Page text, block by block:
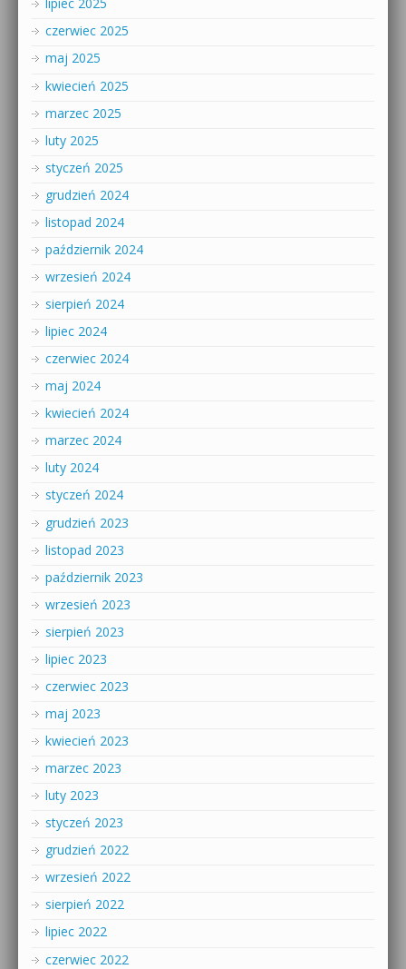
lipiec 2025
czerwiec 2025
maj 2025
kwiecień 2025
marzec 2025
luty 2025
styczeń 2025
grudzień 2024
listopad 2024
październik 2024
wrzesień 2024
sierpień 2024
lipiec 2024
czerwiec 2024
maj 2024
kwiecień 2024
marzec 2024
luty 2024
styczeń 2024
grudzień 2023
listopad 2023
październik 2023
wrzesień 2023
sierpień 2023
lipiec 2023
czerwiec 2023
maj 2023
kwiecień 2023
marzec 2023
luty 2023
styczeń 2023
grudzień 2022
wrzesień 2022
sierpień 2022
lipiec 2022
czerwiec 2022